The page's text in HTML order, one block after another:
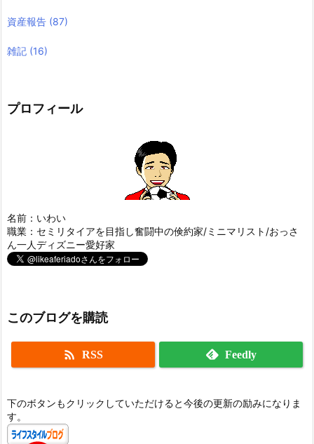
資産報告 (87)
雑記 (16)
プロフィール
名前：いわい
職業：セミリタイアを目指し奮闘中の倹約家/ミニマリスト/おっさ
ん一人ディズニー愛好家
このブログを購読
 RSS Feedly
下のボタンもクリックしていただけると今後の更新の励みになりま
す。